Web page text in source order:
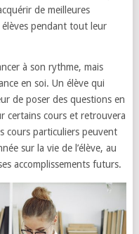
de meilleures
pendant tout leur
à son rythme, mais
en soi. Un élève qui
de poser des questions en
certains cours et retrouvera
cours particuliers peuvent
sur la vie de l’élève, au
accomplissements futurs.